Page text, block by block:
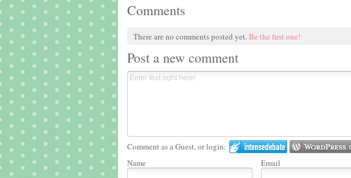
Comments
There are no comments posted yet.Be the first one!
Post a new comment
Comment as a Guest, or login:
Name
Email